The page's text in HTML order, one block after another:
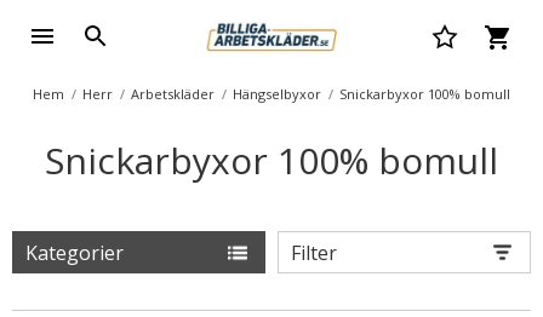
Hem Herr Arbetskläder Hängselbyxor Snickarbyxor 100% bomull
Snickarbyxor 100% bomull
Kategorier Filter